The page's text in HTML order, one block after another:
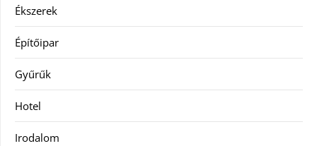
Ékszerek
Építőipar
Gyűrűk
Hotel
Irodalom